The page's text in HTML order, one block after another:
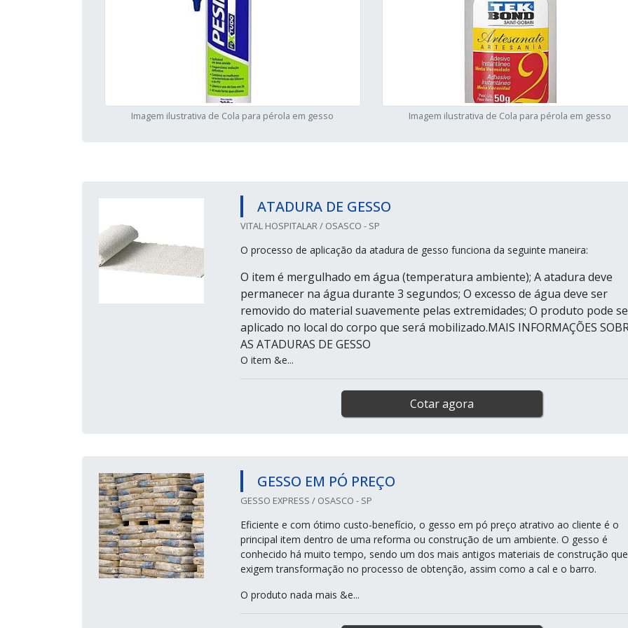
Imagem ilustrativa de Cola para pérola em gesso Imagem ilustrativa de Cola para pérola em gesso
ATADURA DE GESSO
VITAL HOSPITALAR / OSASCO - SP
O processo de aplicação da atadura de gesso funciona da seguinte maneira:
O item é mergulhado em água (temperatura ambiente); A atadura deve
permanecer na água durante 3 segundos; O excesso de água deve ser
removido do material suavemente pelas extremidades; O produto pode
aplicado no local do corpo que será mobilizado.MAIS INFORMAÇÕES
AS ATADURAS DE GESSO
O item &e...
Cotar agora
GESSO EM PÓ PREÇO
GESSO EXPRESS / OSASCO - SP
Eficiente e com ótimo custo-benefício, o gesso em pó preço atrativo ao cliente é o
principal item dentro de uma reforma ou construção de um ambiente. O gesso é
conhecido há muito tempo, sendo um dos mais antigos materiais de construção que
exigem transformação no processo de obtenção, assim como a cal e o barro.
O produto nada mais &e...